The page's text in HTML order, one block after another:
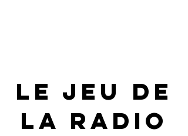
LE JEU DE
LA RADIO